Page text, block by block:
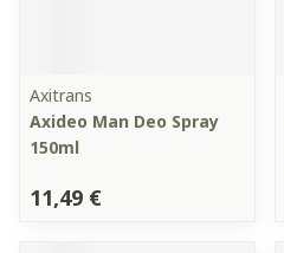
Axitrans
Axideo Man Deo Spray
150ml
11,49 €